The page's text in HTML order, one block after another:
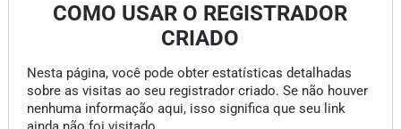
COMO USAR O REGISTRADOR
CRIADO
Nesta página, você pode obter estatísticas detalhadas
sobre as visitas ao seu registrador criado. Se não houver
nenhuma informação aqui, isso significa que seu link